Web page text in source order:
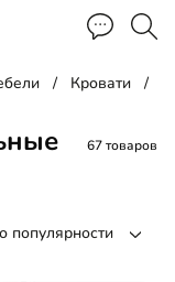
Кровати
67 товаров
популярности